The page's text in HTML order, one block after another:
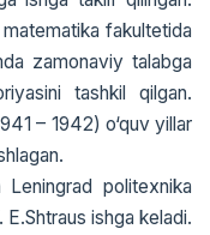
fakultеtida
zamonaviy talabga
tashkil qilgan.
– 1942) o‘quv yillar
politеxnika
ishga kеladi.